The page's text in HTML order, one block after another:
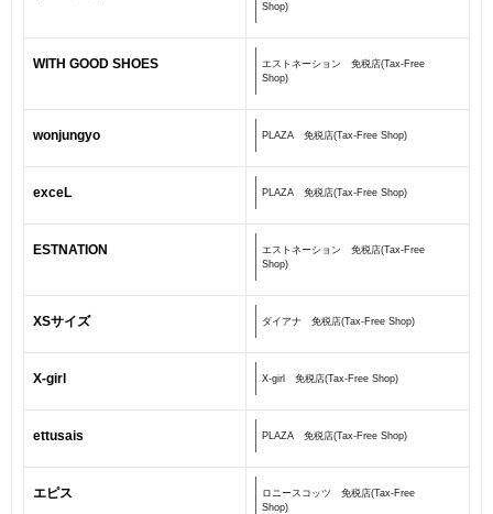
Shop)
WITH GOOD SHOES
エストネーション 免税店(Tax-Free
Shop)
wonjungyo PLAZA 免税店(Tax-Free Shop)
exceL PLAZA 免税店(Tax-Free Shop)
ESTNATION
エストネーション 免税店(Tax-Free
Shop)
XSサイズ ダイアナ 免税店(Tax-Free Shop)
X-girl X-girl 免税店(Tax-Free Shop)
ettusais PLAZA 免税店(Tax-Free Shop)
エピス
ロニースコッツ 免税店(Tax-Free
Shop)